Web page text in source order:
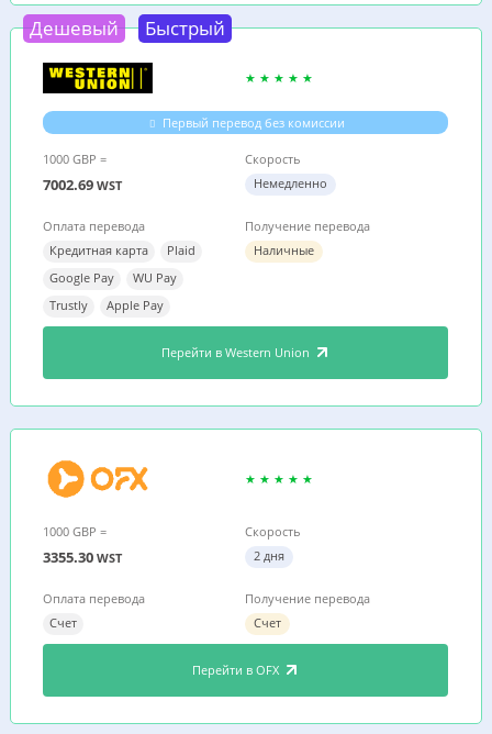
Дешевый Быстрый
Первый перевод без комиссии
1000 GBP =
7002.69 WST
Скорость
Немедленно
Оплата перевода
Кредитная карта
Plaid
Google Pay
WU Pay
Trustly
Apple Pay
Получение перевода
Наличные
Перейти в Western Union
1000 GBP =
3355.30 WST
Скорость
2 дня
Оплата перевода
Счет
Получение перевода
Счет
Перейти в OFX